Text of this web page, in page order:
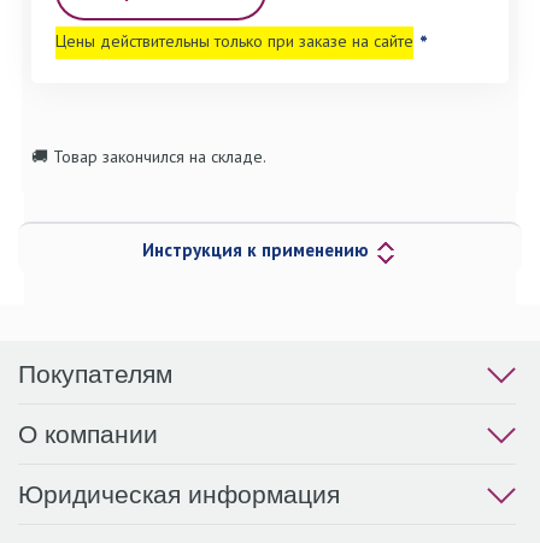
Цены действительны только при заказе на сайте *
🚚 Товар закончился на складе.
Инструкция к применению
Покупателям
О компании
Юридическая информация